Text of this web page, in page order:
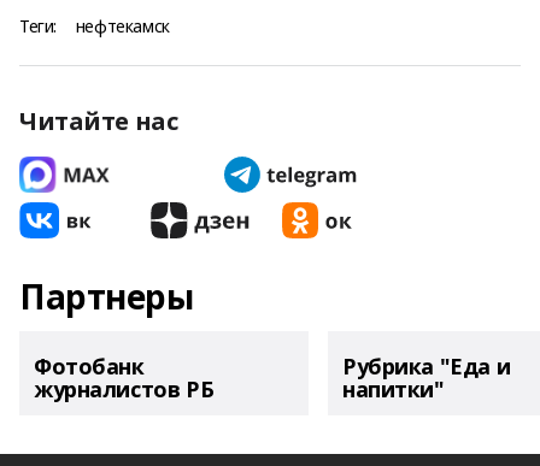
Теги: нефтекамск
Читайте нас
Партнеры
Фотобанк
журналистов РБ
Рубрика "Еда и
напитки"